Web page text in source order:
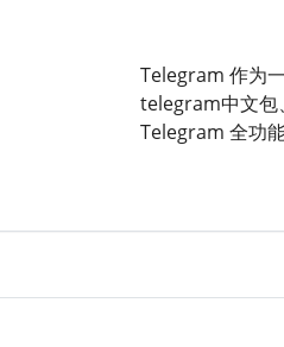
Telegram 作为
telegram中文包
Telegram 全功